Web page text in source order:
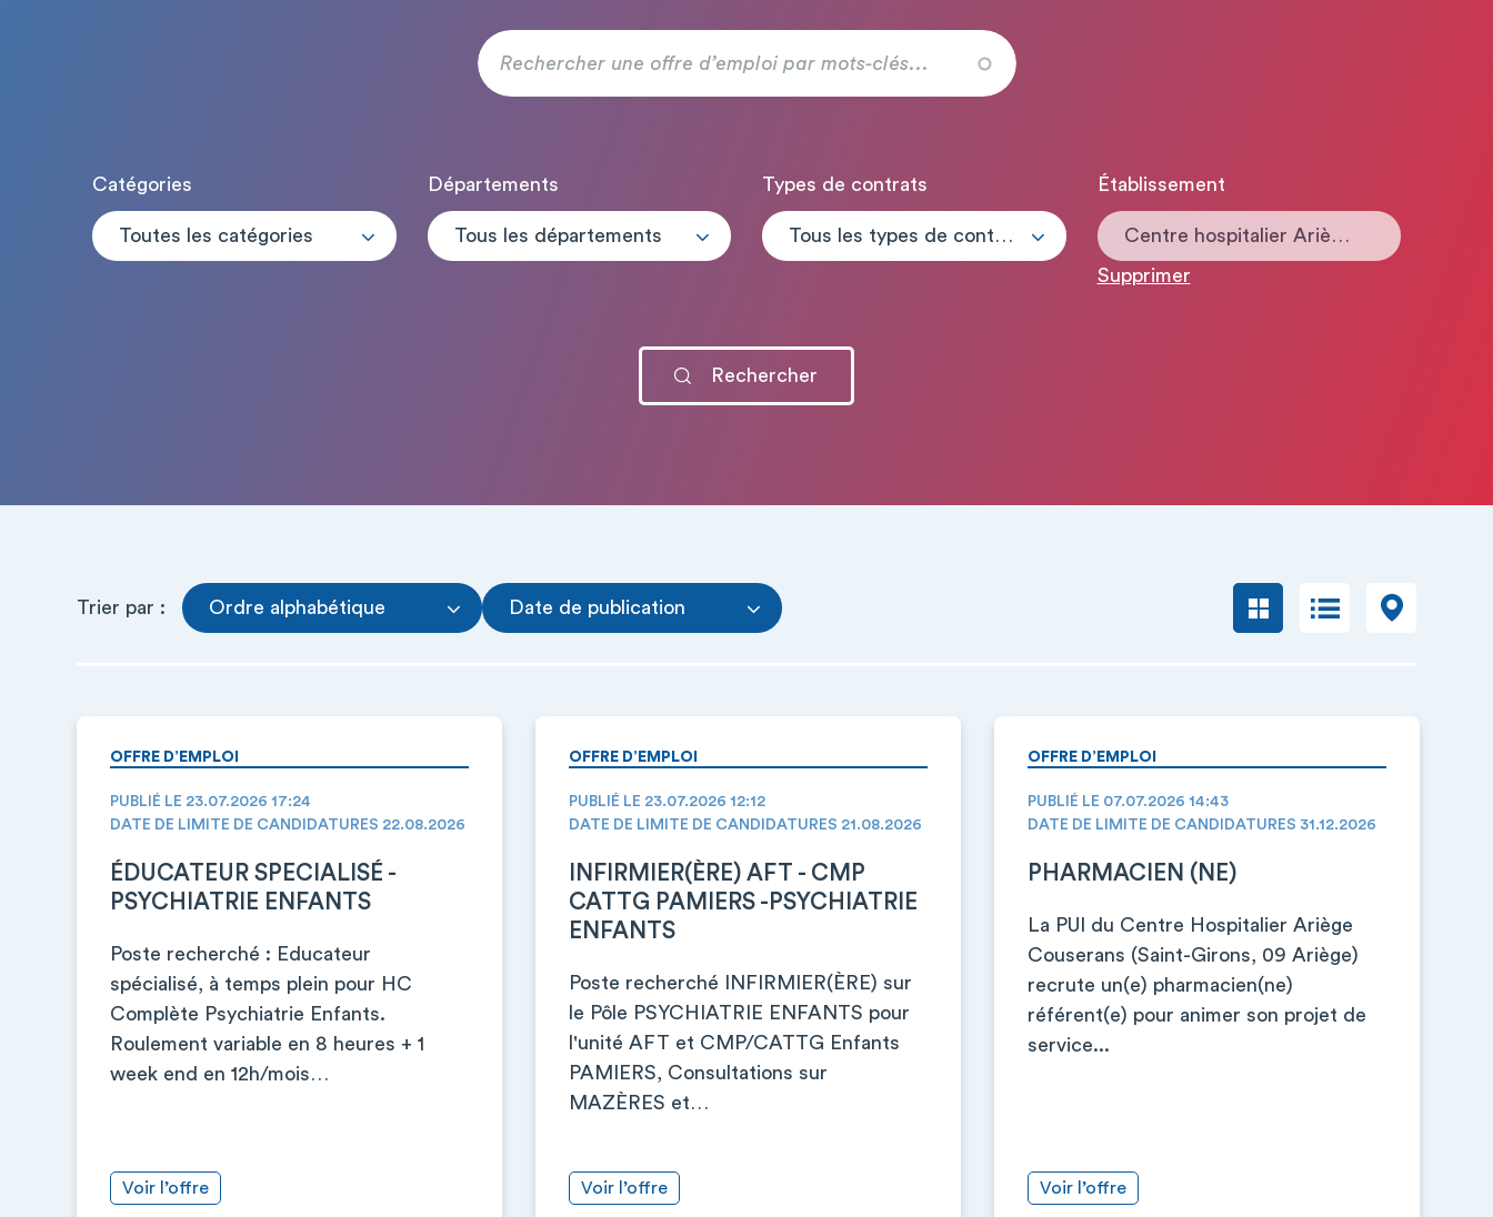
Catégories
Toutes les catégories
Départements
Tous les départements
Types de contrats
Tous les types de contrats
Établissement
Centre hospitalier Ariège-Couserans
Supprimer
Trier par : Ordre alphabétique Date de publication
OFFRE D’EMPLOI
PUBLIÉ LE 23.07.2026 17:24
DATE DE LIMITE DE CANDIDATURES 22.08.2026
ÉDUCATEUR SPECIALISÉ -
PSYCHIATRIE ENFANTS
Poste recherché : Educateur
spécialisé, à temps plein pour HC
Complète Psychiatrie Enfants.
Roulement variable en 8 heures + 1
week end en 12h/mois…
Voir l’offre
OFFRE D’EMPLOI
PUBLIÉ LE 23.07.2026 12:12
DATE DE LIMITE DE CANDIDATURES 21.08.2026
INFIRMIER(ÈRE) AFT - CMP
CATTG PAMIERS -PSYCHIATRIE
ENFANTS
Poste recherché INFIRMIER(ÈRE) sur
le Pôle PSYCHIATRIE ENFANTS pour
l'unité AFT et CMP/CATTG Enfants
PAMIERS, Consultations sur
MAZÈRES et…
Voir l’offre
OFFRE D’EMPLOI
PUBLIÉ LE 07.07.2026 14:43
DATE DE LIMITE DE CANDIDATURES 31.12.2026
PHARMACIEN (NE)
La PUI du Centre Hospitalier Ariège
Couserans (Saint-Girons, 09 Ariège)
recrute un(e) pharmacien(ne)
référent(e) pour animer son projet de
service...
Voir l’offre